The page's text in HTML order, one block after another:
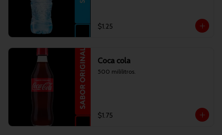
$1.25
Coca cola
500 mililitros.
$1.75